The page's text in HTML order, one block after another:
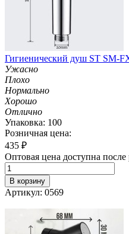
Гигиенический душ ST SM-
Ужасно
Плохо
Нормально
Хорошо
Отлично
Упаковка: 100
Розничная цена:
435 ₽
Оптовая цена доступна после
В корзину
Артикул: 0569